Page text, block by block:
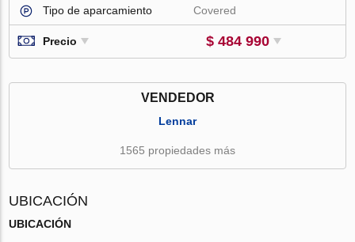
Tipo de aparcamiento
Covered
Precio $ 484 990
VENDEDOR
Lennar
1565 propiedades más
UBICACIÓN
UBICACIÓN